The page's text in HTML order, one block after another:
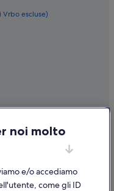
escluse)
contenuti
noi molto
e/o accediamo
come gli ID